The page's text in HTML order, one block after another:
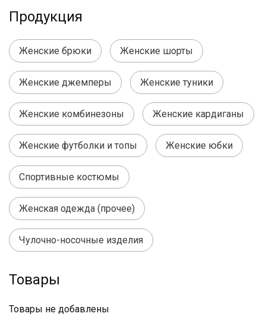
Продукция
Женские брюки Женские шорты
Женские джемперы Женские туники
Женские комбинезоны Женские кардиганы
Женские футболки и топы Женские юбки
Спортивные костюмы
Женская одежда (прочее)
Чулочно-носочные изделия
Товары
Товары не добавлены